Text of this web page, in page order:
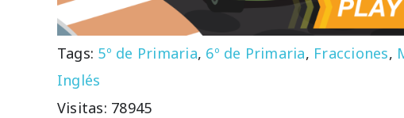
Tags: 5º de Primaria, 6º de Primaria, Fracciones,
Inglés
Visitas: 78945